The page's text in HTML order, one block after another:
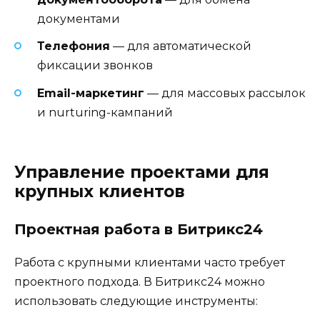
документами
Телефония — для автоматической
фиксации звонков
Email-маркетинг — для массовых рассылок
и nurturing-кампаний
Управление проектами для
крупных клиентов
Проектная работа в Битрикс24
Работа с крупными клиентами часто требует
проектного подхода. В Битрикс24 можно
использовать следующие инструменты: